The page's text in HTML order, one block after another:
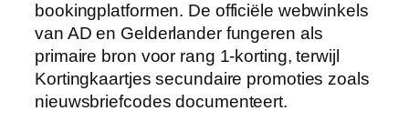
bookingplatformen. De officiële webwinkels
van AD en Gelderlander fungeren als
primaire bron voor rang 1-korting, terwijl
Kortingkaartjes secundaire promoties zoals
nieuwsbriefcodes documenteert.